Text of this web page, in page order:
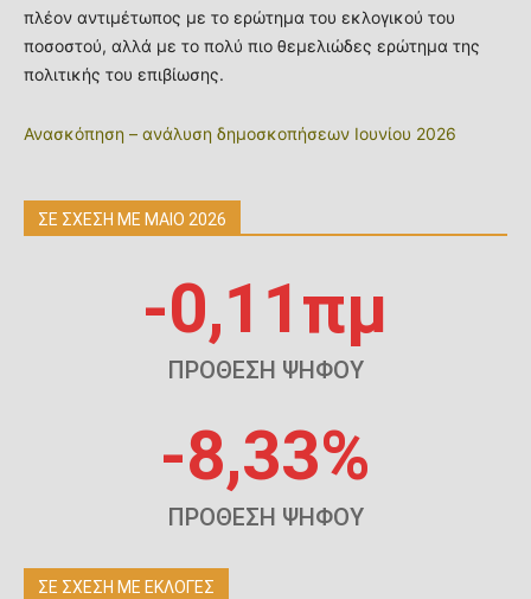
πλέον αντιμέτωπος με το ερώτημα του εκλογικού του
ποσοστού, αλλά με το πολύ πιο θεμελιώδες ερώτημα της
πολιτικής του επιβίωσης.
Ανασκόπηση – ανάλυση δημοσκοπήσεων Ιουνίου 2026
ΣΕ ΣΧΕΣΗ ΜΕ ΜΑΙΟ 2026
-0,11πμ
ΠΡΟΘΕΣΗ ΨΗΦΟΥ
-8,33%
ΠΡΟΘΕΣΗ ΨΗΦΟΥ
ΣΕ ΣΧΕΣΗ ΜΕ ΕΚΛΟΓΕΣ